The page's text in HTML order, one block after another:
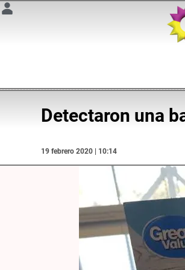
Detectaron una
19 febrero 2020 | 10:14